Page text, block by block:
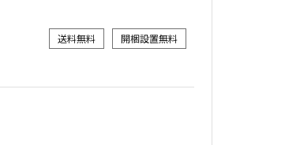
送料無料 開梱設置無料